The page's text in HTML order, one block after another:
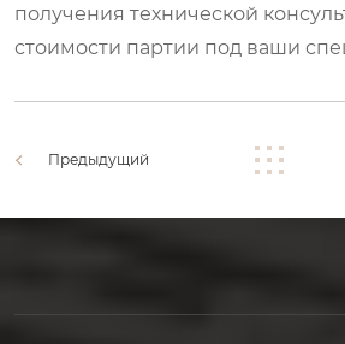
получения технической
стоимости партии под ваши
Предыдущий